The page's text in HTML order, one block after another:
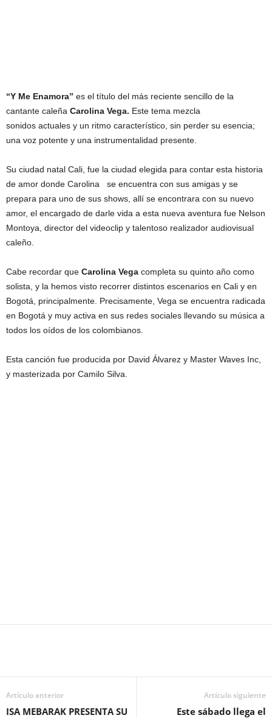
“Y Me Enamora” es el título del más reciente sencillo de la
cantante caleña Carolina Vega. Este tema mezcla
sonidos actuales y un ritmo característico, sin perder su esencia;
una voz potente y una instrumentalidad presente.
Su ciudad natal Cali, fue la ciudad elegida para contar esta historia
de amor donde Carolina se encuentra con sus amigas y se
prepara para uno de sus shows, allí se encontrara con su nuevo
amor, el encargado de darle vida a esta nueva aventura fue Nelson
Montoya, director del videoclip y talentoso realizador audiovisual
caleño.
Cabe recordar que Carolina Vega completa su quinto año como
solista, y la hemos visto recorrer distintos escenarios en Cali y en
Bogotá, principalmente. Precisamente, Vega se encuentra radicada
en Bogotá y muy activa en sus redes sociales llevando su música a
todos los oídos de los colombianos.
Esta canción fue producida por David Álvarez y Master Waves Inc,
y masterizada por Camilo Silva.
Artículo anterior
ISA MEBARAK PRESENTA SU
Artículo siguiente
Este sábado llega el